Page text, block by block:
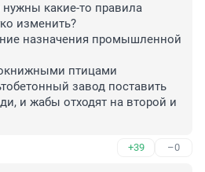
какие-то правила
изменить?
назначения промышленной
птицами
завод поставить
и жабы отходят на второй и
+39 –0